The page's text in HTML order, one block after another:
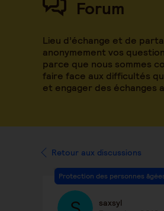
Forum
Lieu d’échange et de
anonymement vos
parce que nous sommes
faire face aux difficultés
et engager des échanges
Retour aux discussions
Protection des personnes
saxsyl